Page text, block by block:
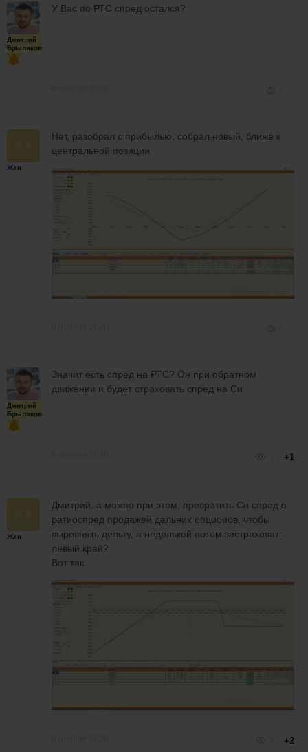
Дмитрий
Брыляков
У Вас по РТС спред остался?
Жан
Нет, разобрал с прибылью, собрал новый, ближе к
центральной позиции
Дмитрий
Брыляков
Значит есть спред на РТС? Он при обратном
движении и будет страховать спред на Си
+1
Жан
Дмитрий, а можно при этом, превратить Си спред в
ратиоспред продажей дальних опционов, чтобы
выровнять дельту, а неделькой потом застраховать
левый край?
Вот так
+2